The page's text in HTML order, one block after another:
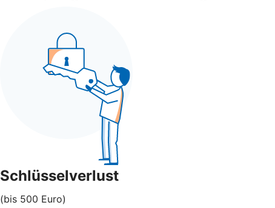
Schlüsselverlust
(bis 500 Euro)